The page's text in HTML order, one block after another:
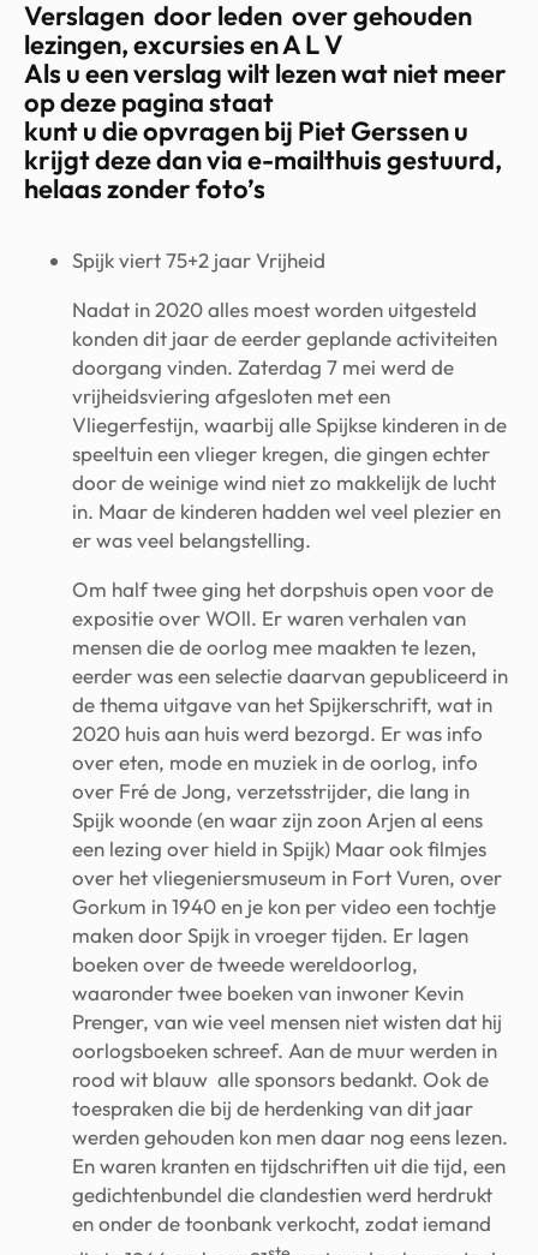
Verslagen door leden over gehouden
lezingen, excursies en A L V
Als u een verslag wilt lezen wat niet meer
op deze pagina staat
kunt u die opvragen bij Piet Gerssen u
krijgt deze dan via e-mailthuis gestuurd,
helaas zonder foto’s
Spijk viert 75+2 jaar Vrijheid
Nadat in 2020 alles moest worden uitgesteld
konden dit jaar de eerder geplande activiteiten
doorgang vinden. Zaterdag 7 mei werd de
vrijheidsviering afgesloten met een
Vliegerfestijn, waarbij alle Spijkse kinderen in de
speeltuin een vlieger kregen, die gingen echter
door de weinige wind niet zo makkelijk de lucht
in. Maar de kinderen hadden wel veel plezier en
er was veel belangstelling.
Om half twee ging het dorpshuis open voor de
expositie over WOll. Er waren verhalen van
mensen die de oorlog mee maakten te lezen,
eerder was een selectie daarvan gepubliceerd in
de thema uitgave van het Spijkerschrift, wat in
2020 huis aan huis werd bezorgd. Er was info
over eten, mode en muziek in de oorlog, info
over Fré de Jong, verzetsstrijder, die lang in
Spijk woonde (en waar zijn zoon Arjen al eens
een lezing over hield in Spijk) Maar ook filmjes
over het vliegeniersmuseum in Fort Vuren, over
Gorkum in 1940 en je kon per video een tochtje
maken door Spijk in vroeger tijden. Er lagen
boeken over de tweede wereldoorlog,
waaronder twee boeken van inwoner Kevin
Prenger, van wie veel mensen niet wisten dat hij
oorlogsboeken schreef. Aan de muur werden in
rood wit blauw alle sponsors bedankt. Ook de
toespraken die bij de herdenking van dit jaar
werden gehouden kon men daar nog eens lezen.
En waren kranten en tijdschriften uit die tijd, een
gedichtenbundel die clandestien werd herdrukt
en onder de toonbank verkocht, zodat iemand